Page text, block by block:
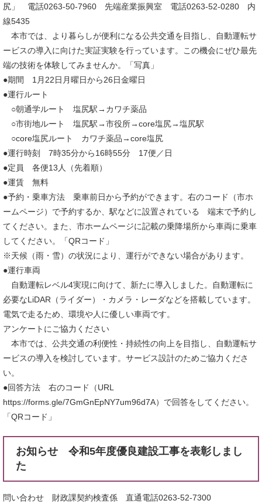
尻」 電話0263-50-7960 先端産業振興室 電話0263-52-0280 内
線5435
本市では、より暮らしが便利になる公共交通を目指し、自動運転サ
ービスの導入に向けた実証実験を行っています。この機会にぜひ最先
端の技術を体験してみませんか。「写真」
●期間 1月22日月曜日から26日金曜日
●運行ルート
○朝通学ルート 塩尻駅→カワチ薬品
○市街地ルート 塩尻駅→市役所→core塩尻→塩尻駅
○core塩尻ルート カワチ薬品→core塩尻
●運行時刻 7時35分から16時55分 17便／日
●定員 各便13人（先着順）
●運賃 無料
●予約・乗車方法 乗車前日から予約ができます。右のコード（市ホ
ームページ）で予約するか、駅などに設置されている 端末で予約し
てください。また、市ホームページに記載の乗降場所から車両に乗車
してください。「QRコード」
※天候（雨・雪）の状況により、運行ができない場合があります。
●運行車両
自動運転レベル4実現に向けて、新たに導入しました。自動運転に
必要なLiDAR（ライダー）・カメラ・レーダなどを搭載しています。
電気で走るため、環境や人に優しい車両です。
アンケートにご協力ください
本市では、公共交通の利便性・持続性の向上を目指し、自動運転サ
ービスの導入を検討しています。サービス設計のためご協力くださ
い。
●回答方法 右のコード（URL
https://forms.gle/7GmGnEpNY7um96d7A）で回答をしてください。
「QRコード」
お知らせ 令和5年度優良建設工事を表彰しまし
た
問い合わせ 財政課契約検査係 直通電話0263-52-7300